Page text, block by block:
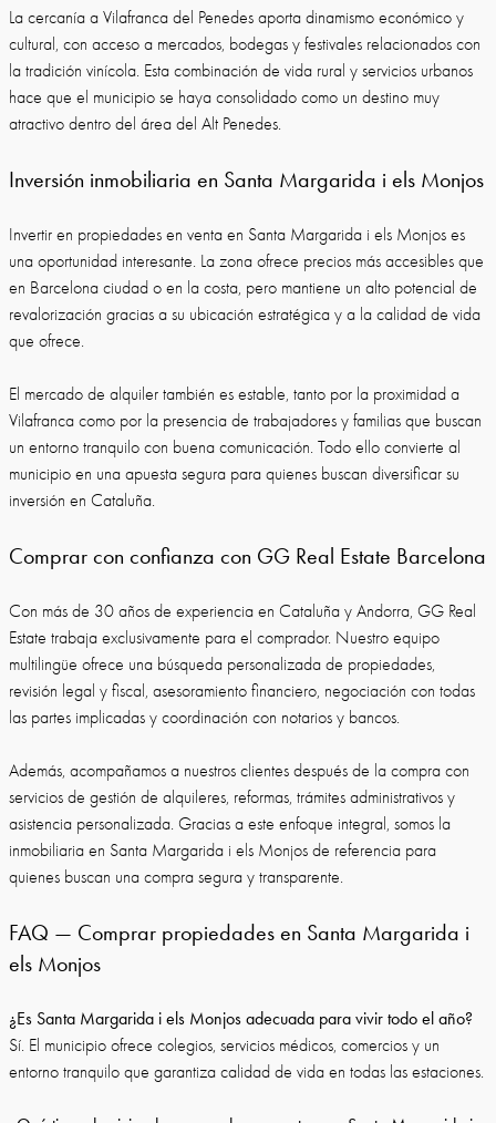
La cercanía a Vilafranca del Penedes aporta dinamismo económico y
cultural, con acceso a mercados, bodegas y festivales relacionados con
la tradición vinícola. Esta combinación de vida rural y servicios urbanos
hace que el municipio se haya consolidado como un destino muy
atractivo dentro del área del Alt Penedes.
Inversión inmobiliaria en Santa Margarida i els Monjos
Invertir en propiedades en venta en Santa Margarida i els Monjos es
una oportunidad interesante. La zona ofrece precios más accesibles que
en Barcelona ciudad o en la costa, pero mantiene un alto potencial de
revalorización gracias a su ubicación estratégica y a la calidad de vida
que ofrece.
El mercado de alquiler también es estable, tanto por la proximidad a
Vilafranca como por la presencia de trabajadores y familias que buscan
un entorno tranquilo con buena comunicación. Todo ello convierte al
municipio en una apuesta segura para quienes buscan diversificar su
inversión en Cataluña.
Comprar con confianza con GG Real Estate Barcelona
Con más de 30 años de experiencia en Cataluña y Andorra, GG Real
Estate trabaja exclusivamente para el comprador. Nuestro equipo
multilingüe ofrece una búsqueda personalizada de propiedades,
revisión legal y fiscal, asesoramiento financiero, negociación con todas
las partes implicadas y coordinación con notarios y bancos.
Además, acompañamos a nuestros clientes después de la compra con
servicios de gestión de alquileres, reformas, trámites administrativos y
asistencia personalizada. Gracias a este enfoque integral, somos la
inmobiliaria en Santa Margarida i els Monjos de referencia para
quienes buscan una compra segura y transparente.
FAQ — Comprar propiedades en Santa Margarida i
els Monjos
¿Es Santa Margarida i els Monjos adecuada para vivir todo el año?
Sí. El municipio ofrece colegios, servicios médicos, comercios y un
entorno tranquilo que garantiza calidad de vida en todas las estaciones.